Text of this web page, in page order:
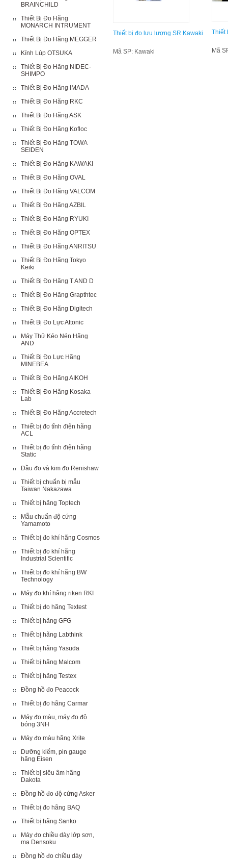
BRAINCHILD
Thiết Bị Đo Hãng
MONARCH INTRUMENT
Thiết Bị Đo Hãng MEGGER
Kính Lúp OTSUKA
Thiết Bị Đo Hãng NIDEC-
SHIMPO
Thiết Bị Đo Hãng IMADA
Thiết Bị Đo Hãng RKC
Thiết Bị Đo Hãng ASK
Thiết Bị Đo Hãng Kofloc
Thiết Bị Đo Hãng TOWA
SEIDEN
Thiết Bị Đo Hãng KAWAKI
Thiết Bị Đo Hãng OVAL
Thiết Bị Đo Hãng VALCOM
Thiết Bị Đo Hãng AZBIL
Thiết Bị Đo Hãng RYUKI
Thiết Bị Đo Hãng OPTEX
Thiết Bị Đo Hãng ANRITSU
Thiết Bị Đo Hãng Tokyo
Keiki
Thiết Bị Đo Hãng T AND D
Thiết Bị Đo Hãng Grapthtec
Thiết Bị Đo Hãng Digitech
Thiết Bị Đo Lực Attonic
Máy Thử Kéo Nén Hãng
AND
Thiết Bị Đo Lực Hãng
MINEBEA
Thiết Bị Đo Hãng AIKOH
Thiết Bị Đo Hãng Kosaka
Lab
Thiết Bị Đo Hãng Accretech
Thiết bị đo tĩnh điện hãng
ACL
Thiết bị đo tĩnh điện hãng
Static
Đầu đo và kim đo Renishaw
Thiết bị chuẩn bị mẫu
Taiwan Nakazawa
Thiết bị hãng Toptech
Mẫu chuẩn độ cứng
Yamamoto
Thiết bị đo khí hãng Cosmos
Thiết bị đo khí hãng
Industrial Scientific
Thiết bị đo khí hãng BW
Technology
Máy đo khí hãng riken RKI
Thiết bị đo hãng Textest
Thiết bị hãng GFG
Thiết bị hãng Labthink
Thiết bị hãng Yasuda
Thiết bị hãng Malcom
Thiết bị hãng Testex
Đồng hồ đo Peacock
Thiết bị đo hãng Carmar
Máy đo màu, máy đo độ
bóng 3NH
Máy đo màu hãng Xrite
Dưỡng kiểm, pin gauge
hãng Eisen
Thiết bị siêu âm hãng
Dakota
Đồng hồ đo độ cứng Asker
Thiết bị đo hãng BAQ
Thiết bị hãng Sanko
Máy đo chiều dày lớp sơn,
mạ Densoku
Đồng hồ đo chiều dày
Thiết bị đo lưu lượng SR Kawaki
Mã SP: Kawaki
Thiết
Mã